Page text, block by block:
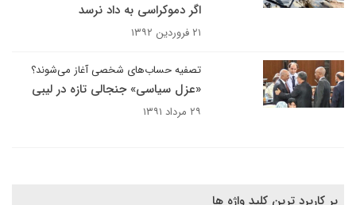
اگر دموکراسی به داد نرسد
۲۱ فروردین ۱۳۹۲
تصفیه حساب‌های شخصی آغاز می‌شوند؟
«عزل سیاسی» جنجالی تازه در لیبی
۲۹ مرداد ۱۳۹۱
پر کاربرد ترین کلید واژه ها